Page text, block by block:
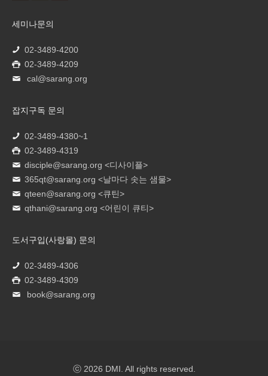
세미나문의
02-3489-4200
02-3489-4209
cal@sarang.org
잡지구독 문의
02-3489-4380~1
02-3489-4319
disciple@sarang.org <디사이플>
365qt@sarang.org <날마다 솟는 샘물>
qteen@sarang.org <큐틴>
qthani@sarang.org <어린이 큐티>
도서구입(사랑몰) 문의
02-3489-4306
02-3489-4309
book@sarang.org
ⓒ 2026 DMI. All rights reserved.